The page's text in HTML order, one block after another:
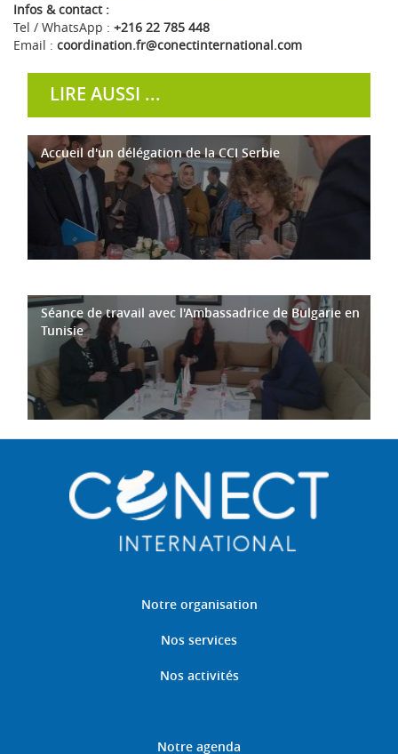
Infos & contact :
Tel / WhatsApp : +216 22 785 448
Email : coordination.fr@conectinternational.com
LIRE AUSSI ...
Accueil d'un délégation de la CCI Serbie
Séance de travail avec l'Ambassadrice de Bulgarie en
Tunisie
Notre organisation
Nos services
Nos activités
Notre agenda